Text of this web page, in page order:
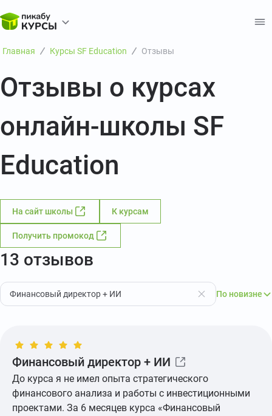
Главная Курсы SF Education Отзывы
Отзывы о курсах
онлайн-школы SF
Education
На сайт школы К курсам
Получить промокод
13 отзывов
Финансовый директор + ИИ По новизне
Финансовый директор + ИИ
До курса я не имел опыта стратегического
финансового анализа и работы с инвестиционными
проектами. За 6 месяцев курса «Финансовый